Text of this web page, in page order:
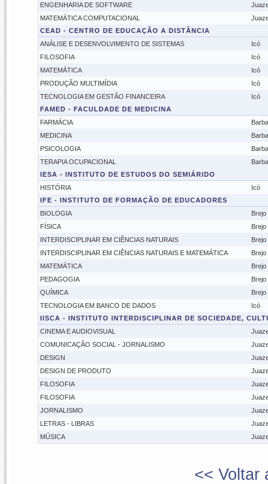
ENGENHARIA DE SOFTWARE
MATEMÁTICA COMPUTACIONAL
CEAD - CENTRO DE EDUCAÇÃO A DISTÂNCIA
ANÁLISE E DESENVOLVIMENTO DE SISTEMAS
Icó
FILOSOFIA
Icó
MATEMÁTICA
Icó
PRODUÇÃO MULTIMÍDIA
Icó
TECNOLOGIA EM GESTÃO FINANCEIRA
Icó
FAMED - FACULDADE DE MEDICINA
FARMÁCIA
MEDICINA
PSICOLOGIA
TERAPIA OCUPACIONAL
IESA - INSTITUTO DE ESTUDOS DO SEMIÁRIDO
HISTÓRIA
Icó
IFE - INSTITUTO DE FORMAÇÃO DE EDUCADORES
BIOLOGIA
Brejo
FÍSICA
Brejo
INTERDISCIPLINAR EM CIÊNCIAS NATURAIS
Brejo
INTERDISCIPLINAR EM CIÊNCIAS NATURAIS E MATEMÁTICA
Brejo
MATEMÁTICA
Brejo
PEDAGOGIA
Brejo
QUÍMICA
Brejo
TECNOLOGIA EM BANCO DE DADOS
Icó
IISCA - INSTITUTO INTERDISCIPLINAR DE SOCIEDADE,
CINEMA E AUDIOVISUAL
COMUNICAÇÃO SOCIAL - JORNALISMO
DESIGN
DESIGN DE PRODUTO
FILOSOFIA
FILOSOFIA
JORNALISMO
LETRAS - LIBRAS
MÚSICA
<< Voltar